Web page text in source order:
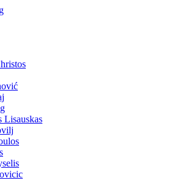
Lisauskas